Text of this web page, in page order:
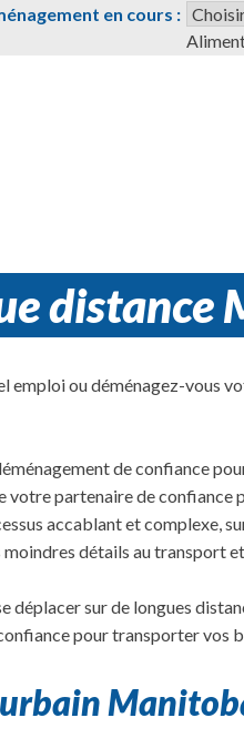
en cours :
distance
ou déménagez-vous
de confiance
partenaire de confiance
accablant et complexe,
détails au transport
sur de longues
pour transporter vos